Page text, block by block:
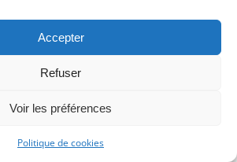
Accepter
Refuser
Voir les préférences
Politique de cookies